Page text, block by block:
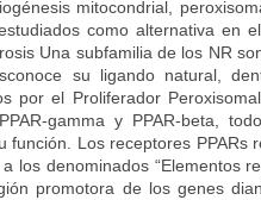
mitocondrial,
como alternativa en
Una subfamilia de los NR
su ligando natural,
por el Proliferador
gamma y PPAR-beta,
Los receptores PPARs
los denominados “Elementos
promotora de los genes